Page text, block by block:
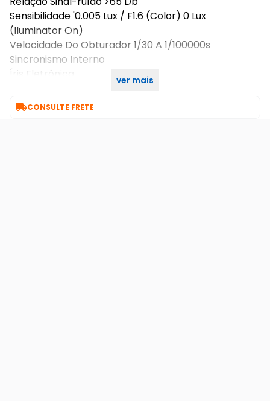
Sensibilidade '0.005 Lux / F1.6 (Color) 0 Lux
(Iluminator On)
Velocidade Do Obturador 1/30 A 1/100000s
Sincronismo Interno
Íris Eletrônica
ver mais
CONSULTE FRETE